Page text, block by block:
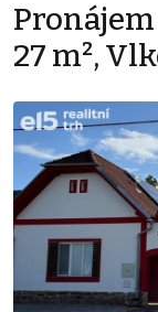
27 m²,